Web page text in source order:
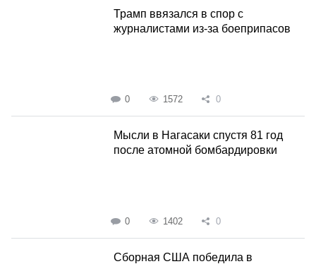
Трамп ввязался в спор с
журналистами из-за боеприпасов
0 1572 0
Мысли в Нагасаки спустя 81 год
после атомной бомбардировки
0 1402 0
Сборная США победила в